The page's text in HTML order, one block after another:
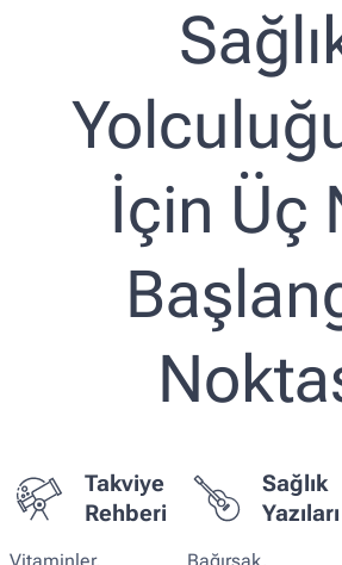
İçin Üç
Takviye
Rehberi
Sağlık
Yazıları